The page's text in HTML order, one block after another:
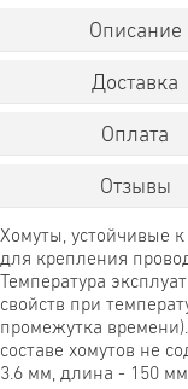
Описание
Доставка
Оплата
Отзывы
Хомуты, устойчивые
для крепления
Температура
свойств при
промежутка
составе хомутов не
3.6 мм, длина - 150